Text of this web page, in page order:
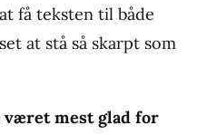
få teksten til både
at stå så skarpt som
været mest glad for